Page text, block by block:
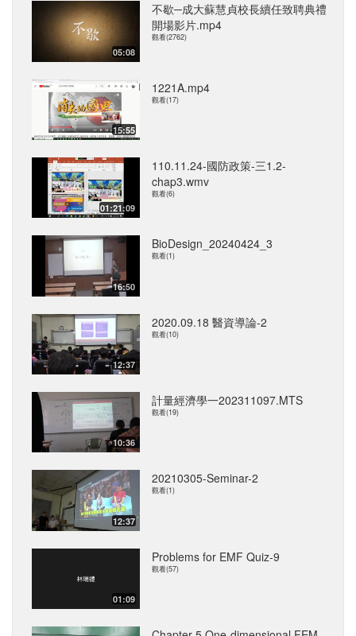
05:08
不歇─成大蘇慧貞校長續任致聘典禮
開場影片.mp4
觀看(2762)
15:55
1221A.mp4
觀看(17)
01:21:09
110.11.24-國防政策-三1.2-
chap3.wmv
觀看(6)
16:50
BioDesign_20240424_3
觀看(1)
12:37
2020.09.18 醫資導論-2
觀看(10)
10:36
計量經濟學一202311097.MTS
觀看(19)
12:37
20210305-Seminar-2
觀看(1)
01:09
Problems for EMF Quiz-9
觀看(57)